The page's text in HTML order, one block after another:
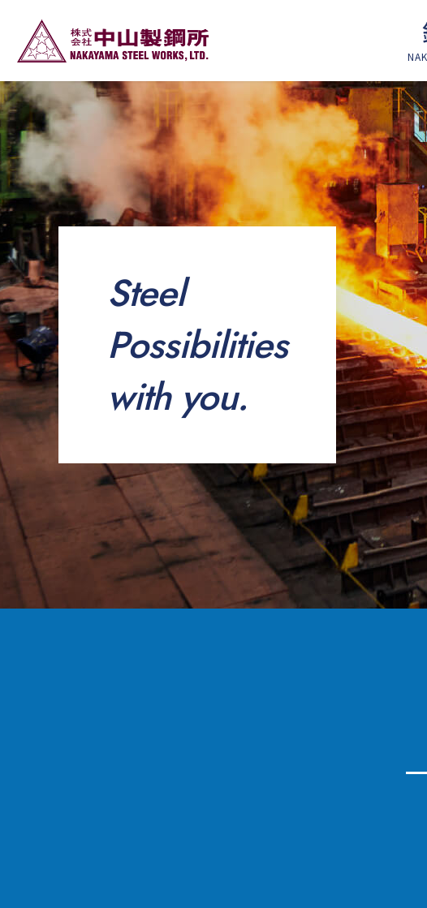
Steel
Possibilities
with you.